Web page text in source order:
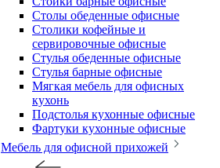
Столы обеденные офисные
Столики кофейные и
сервировочные офисные
Стулья обеденные офисные
Стулья барные офисные
Мягкая мебель для офисных
кухонь
Подстолья кухонные офисные
Фартуки кухонные офисные
Мебель для офисной прихожей